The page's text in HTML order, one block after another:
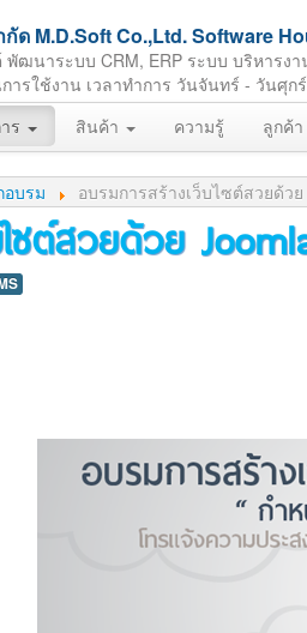
ด M.D.Soft Co.,Ltd. Software
พัฒนาระบบ CRM, ERP ระบบ บริหารง
ารใช้งาน เวลาทำการ วันจันทร์ - วันศุก
ร สินค้า ความรู้ ลูกค้า
อบรม อบรมการสร้างเว็บไซต์สวยด้ว
ซต์สวยด้วย